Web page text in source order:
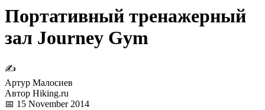
Портативный тренажерный
зал Journey Gym
✍
Артур Малосиев
Автор Hiking.ru
📅 15 November 2014